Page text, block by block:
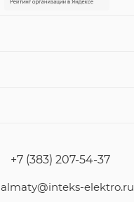
+7 (383) 207-54-37
almaty@inteks-elektro.ru